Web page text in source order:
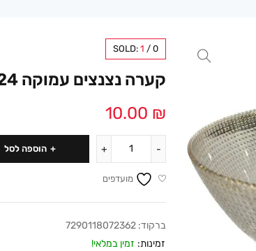
SOLD: 1 / 0
קערה נצנצים עמוקה 24 ס”מ זהב
10.00 ₪
הוספה לסל
מועדפים
ברקוד: 7290118072362
זמינות: זמין במלאי!